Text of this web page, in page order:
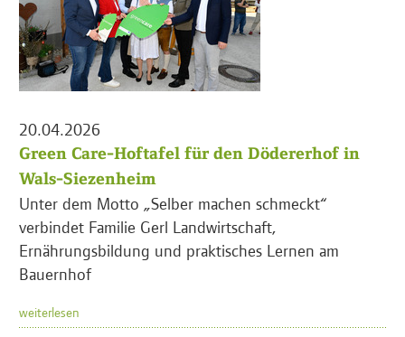
20.04.2026
Green Care-Hoftafel für den Dödererhof in
Wals-Siezenheim
Unter dem Motto „Selber machen schmeckt“
verbindet Familie Gerl Landwirtschaft,
Ernährungsbildung und praktisches Lernen am
Bauernhof
weiterlesen